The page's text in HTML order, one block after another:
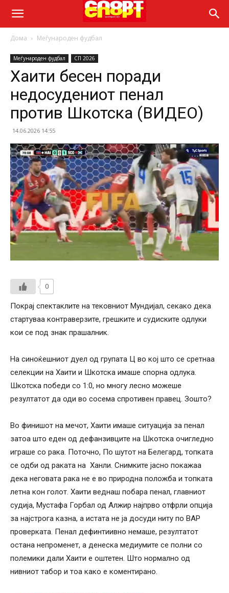
Дома Меѓународен фудбал
Меѓународен фудбал СП 2026
Хаити бесен поради
недосудениот пенал
против Шкотска (ВИДЕО)
14.06.2026 14:55
0
Покрај спектаклите на тековниот Мундијал, секако дека
стартуваа контраверзите, грешките и судиските одлуки
кои се под знак прашалник.
На синоќешниот дуел од групата Ц во кој што се сретнаа
селекции на Хаити и Шкотска имаше спорна одлука.
Шкотска победи со 1:0, но многу лесно можеше
резултатот да оди во сосема спротивен правец. Зошто?
Во финишот на мечот, Хаити имаше ситуација за пенал
затоа што еден од дефанзивците на Шкотска очигледно
играше со рака. Поточно, По шутот на Белегард, топката
се одби од раката на Ханли. Снимките јасно покажаа
дека неговата рака не е во природна положба и топката
летна кон голот. Хаити веднаш побара пенал, главниот
судија, Мустафа Горбал од Алжир најпрво отфрли опција
за најстрога казна, а истата не ја досуди ниту по ВАР
проверката. Пенал дефинтиивно немаше, резултатот
остана непроменет, а денеска медиумите се полни со
полемики дали Хаити е оштетен. Што нормално од
нивниот табор и тоа како е коментирано.